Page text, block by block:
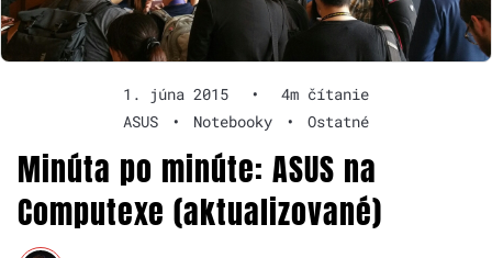
1. júna 2015 •
4m čítanie
ASUS
• Notebooky • Ostatné
Minúta po minúte: ASUS na
Computexe (aktualizované)